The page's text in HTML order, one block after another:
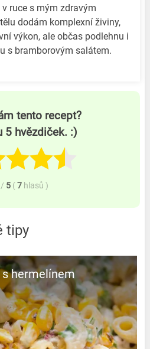
ruce s mým zdravým
dodám komplexní živiny,
výkon, ale občas podlehnu i
s bramborovým salátem.
tento recept?
5 hvězdiček. :)
/ 5 ( 7 hlasů )
tipy
hermelínem